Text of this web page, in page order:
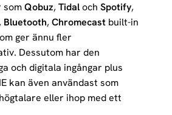
somQobuz,Tidaloch Spotify,
, Bluetooth,Chromecast built-in
ger ännu fler
Dessutom har den
och digitala ingångar plus
kan även användast som
eller ihop med ett